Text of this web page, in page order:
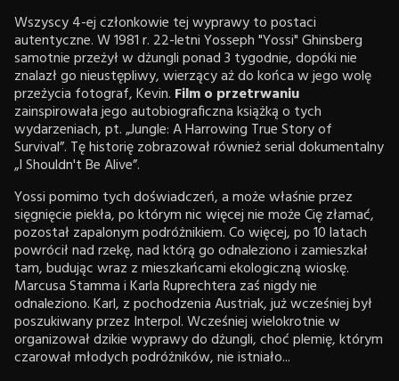
Wszyscy 4-ej członkowie tej wyprawy to postaci
autentyczne. W 1981 r. 22-letni Yosseph "Yossi" Ghinsberg
samotnie przeżył w dżungli ponad 3 tygodnie, dopóki nie
znalazł go nieustępliwy, wierzący aż do końca w jego wolę
przeżycia fotograf, Kevin. Film o przetrwaniu
zainspirowała jego autobiograficzna książką o tych
wydarzeniach, pt. „Jungle: A Harrowing True Story of
Survival”. Tę historię zobrazował również serial dokumentalny
„I Shouldn't Be Alive”.
Yossi pomimo tych doświadczeń, a może właśnie przez
sięgnięcie piekła, po którym nic więcej nie może Cię złamać,
pozostał zapalonym podróżnikiem. Co więcej, po 10 latach
powrócił nad rzekę, nad którą go odnaleziono i zamieszkał
tam, budując wraz z mieszkańcami ekologiczną wioskę.
Marcusa Stamma i Karla Ruprechtera zaś nigdy nie
odnaleziono. Karl, z pochodzenia Austriak, już wcześniej był
poszukiwany przez Interpol. Wcześniej wielokrotnie w
organizował dzikie wyprawy do dżungli, choć plemię, którym
czarował młodych podróżników, nie istniało...